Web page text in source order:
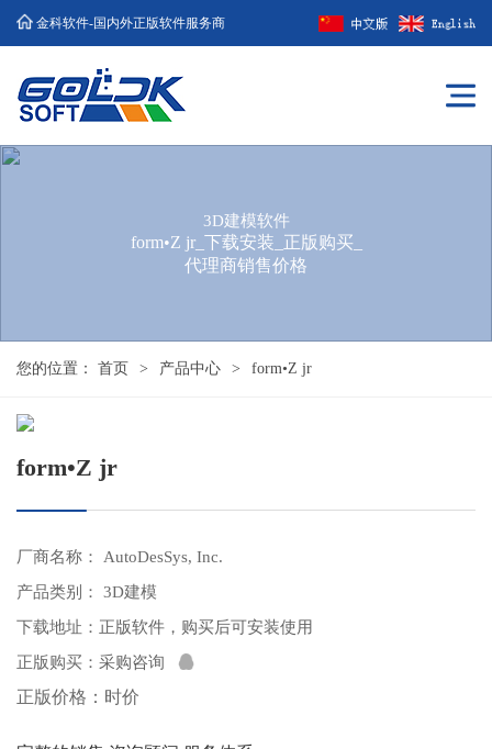
金科软件-国内外正版软件服务商
3D建模软件
form•Z jr_下载安装_正版购买_
代理商销售价格
您的位置： 首页 > 产品中心 > form•Z jr
form•Z jr
厂商名称： AutoDesSys, Inc.
产品类别： 3D建模
下载地址： 正版软件，购买后可安装使用
正版购买： 采购咨询
正版价格：时价